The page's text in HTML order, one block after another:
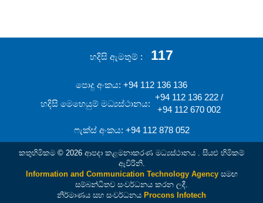
හදිසි ඇමතුම් 117
පොදු අංකය: +94 112 136 136
හදිසි මෙහෙයුම් මධ්‍යස්ථානය:
+94 112 136 222 /
+94 112 670 002
ෆැක්ස් අංකය: +94 112 878 052
කතුහිමිකම © 2026 ආපදා කළමනාකරණ මධ්‍යස්ථානය . සියළු හිමිකම්
ඇවිරිනි.
Information and Communication Technology Agencyසමඟ
සම්බන්ධිතව සංවර්ධනය කරන ලදී.
නිර්මාණය සහ සංවර්ධනය Procons Infotech